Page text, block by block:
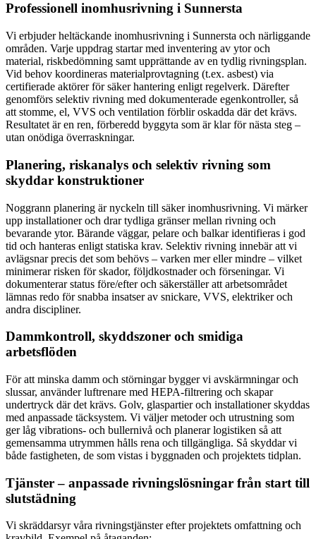
Professionell inomhusrivning i Sunnersta
Vi erbjuder heltäckande inomhusrivning i Sunnersta och närliggande
områden. Varje uppdrag startar med inventering av ytor och
material, riskbedömning samt upprättande av en tydlig rivningsplan.
Vid behov koordineras materialprovtagning (t.ex. asbest) via
certifierade aktörer för säker hantering enligt regelverk. Därefter
genomförs selektiv rivning med dokumenterade egenkontroller, så
att stomme, el, VVS och ventilation förblir oskadda där det krävs.
Resultatet är en ren, förberedd byggyta som är klar för nästa steg –
utan onödiga överraskningar.
Planering, riskanalys och selektiv rivning som
skyddar konstruktioner
Noggrann planering är nyckeln till säker inomhusrivning. Vi märker
upp installationer och drar tydliga gränser mellan rivning och
bevarande ytor. Bärande väggar, pelare och balkar identifieras i god
tid och hanteras enligt statiska krav. Selektiv rivning innebär att vi
avlägsnar precis det som behövs – varken mer eller mindre – vilket
minimerar risken för skador, följdkostnader och förseningar. Vi
dokumenterar status före/efter och säkerställer att arbetsområdet
lämnas redo för snabba insatser av snickare, VVS, elektriker och
andra discipliner.
Dammkontroll, skyddszoner och smidiga
arbetsflöden
För att minska damm och störningar bygger vi avskärmningar och
slussar, använder luftrenare med HEPA-filtrering och skapar
undertryck där det krävs. Golv, glaspartier och installationer skyddas
med anpassade täcksystem. Vi väljer metoder och utrustning som
ger låg vibrations- och bullernivå och planerar logistiken så att
gemensamma utrymmen hålls rena och tillgängliga. Så skyddar vi
både fastigheten, de som vistas i byggnaden och projektets tidplan.
Tjänster – anpassade rivningslösningar från start till
slutstädning
Vi skräddarsyr våra rivningstjänster efter projektets omfattning och